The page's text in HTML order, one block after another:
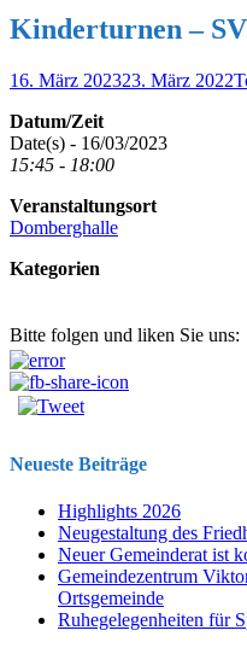
Kinderturnen –
Veröffentlicht
16. März 202323. März 2022
Datum/Zeit
Date(s) - 16/03/2023
15:45 - 18:00
Veranstaltungsort
Domberghalle
Kategorien
Bitte folgen und liken Sie uns:
Beitragsnavigation
Neueste Beiträge
Highlights 2026
Neugestaltung des
Neuer Gemeinderat ist
Gemeindezentrum
Ortsgemeinde
Ruhegelegenheiten für